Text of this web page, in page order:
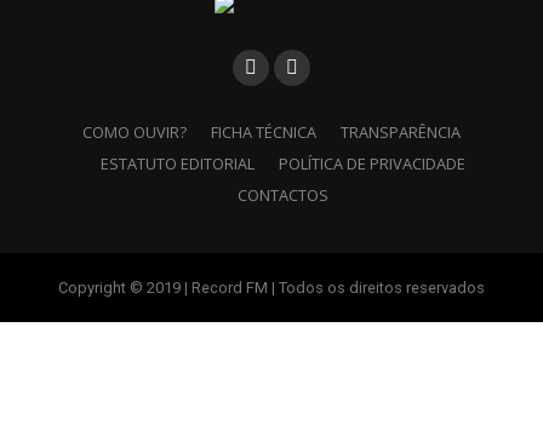
COMO OUVIR? FICHA TÉCNICA
TRANSPARÊNCIA
ESTATUTO EDITORIAL
POLÍTICA DE PRIVACIDADE
CONTACTOS
Copyright © 2019 | Record FM | Todos os direitos reservados